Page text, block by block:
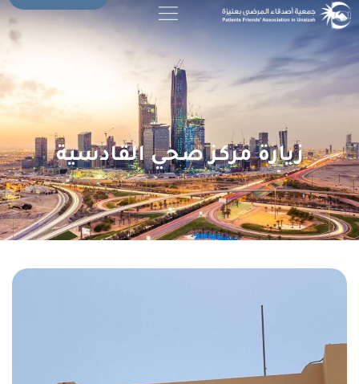
زيارة مركز صحي القادسية